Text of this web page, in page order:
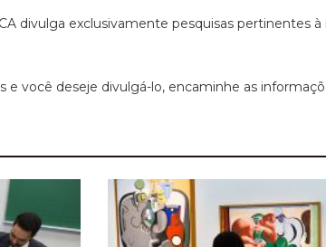
divulga exclusivamente pesquisas pertinentes
e você deseje divulgá-lo, encaminhe as